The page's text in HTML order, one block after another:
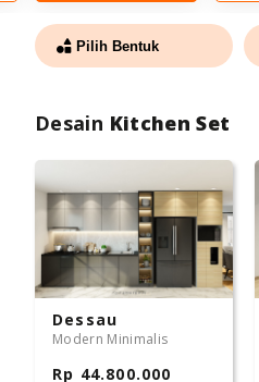
Pilih Bentuk
Desain Kitchen Set
Dessau
Modern Minimalis
Rp 44.800.000